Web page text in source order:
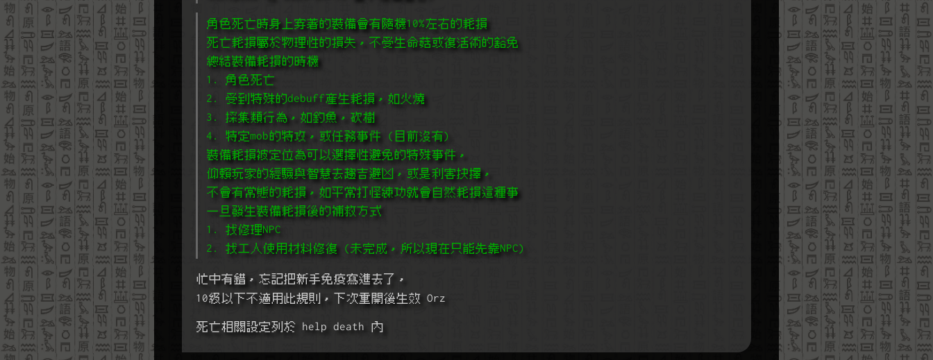
角色死亡時身上穿著的裝備會有隨機10%左右的耗損
死亡耗損屬於物理性的損失，不受生命菇或復活術的豁免
總結裝備耗損的時機
1. 角色死亡
2. 受到特殊的debuff產生耗損，如火燒
3. 採集類行為，如釣魚，砍樹
4. 特定mob的特攻，或任務事件 (目前沒有)
裝備耗損被定位為可以選擇性避免的特殊事件，
仰賴玩家的經驗與智慧去趨吉避凶，或是利害抉擇，
不會有常態的耗損，如平常打怪練功就會自然耗損這種事
一旦發生裝備耗損後的補救方式
1. 找修理NPC
2. 找工人使用材料修復 (未完成，所以現在只能先靠NPC)
忙中有錯，忘記把新手免疫寫進去了，
10級以下不適用此規則，下次重開後生效 Orz
死亡相關設定列於 help death 內